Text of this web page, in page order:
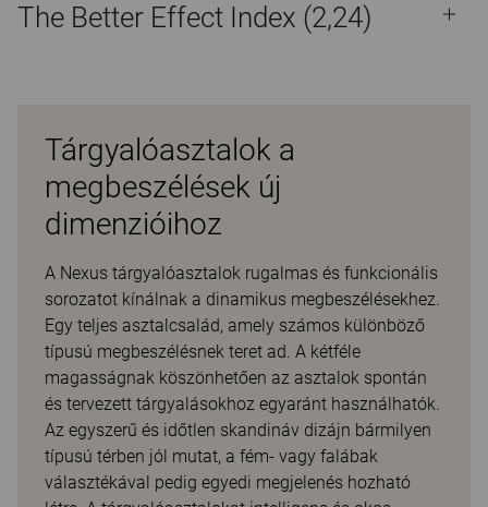
The Better Effect Index (2,24)
Tárgyalóasztalok a
megbeszélések új
dimenzióihoz
A Nexus tárgyalóasztalok rugalmas és funkcionális
sorozatot kínálnak a dinamikus megbeszélésekhez.
Egy teljes asztalcsalád, amely számos különböző
típusú megbeszélésnek teret ad. A kétféle
magasságnak köszönhetően az asztalok spontán
és tervezett tárgyalásokhoz egyaránt használhatók.
Az egyszerű és időtlen skandináv dizájn bármilyen
típusú térben jól mutat, a fém- vagy falábak
választékával pedig egyedi megjelenés hozható